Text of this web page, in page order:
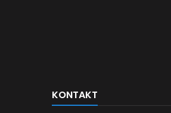
KONTAKT